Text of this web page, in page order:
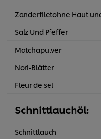
Zanderfiletohne Haut
Salz Und Pfeffer
Matchapulver
Nori-Blätter
Fleur de sel
Schnittlauchöl:
Schnittlauch